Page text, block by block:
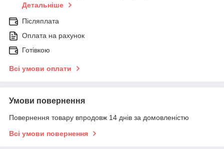
Детальніше
Післяплата
Оплата на рахунок
Готівкою
Всі умови оплати
Умови повернення
Повернення товару впродовж 14 днів за домовленістю
Всі умови повернення